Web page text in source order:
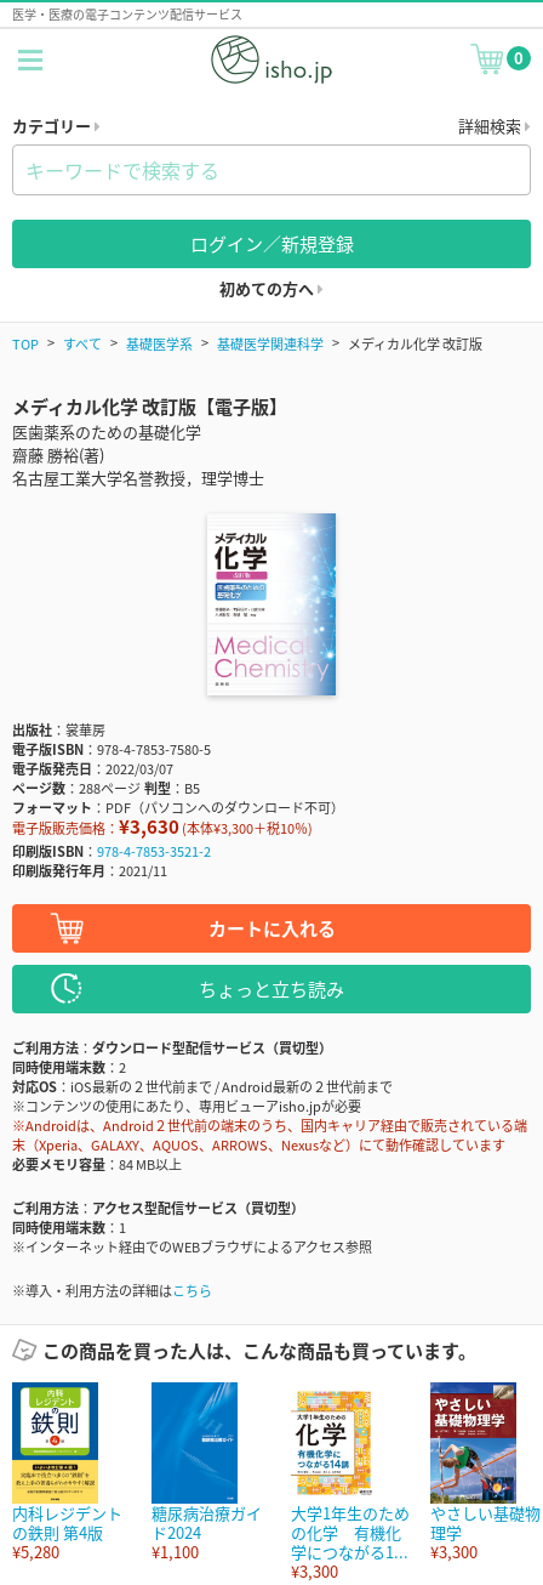
医学・医療の電子コンテンツ配信サービス
0
カテゴリー 詳細検索
ログイン／新規登録
初めての方へ
TOP すべて 基礎医学系 基礎医学関連科学 メディカル化学 改訂版
メディカル化学 改訂版【電子版】
医歯薬系のための基礎化学
齋藤 勝裕(著)
名古屋工業大学名誉教授，理学博士
出版社
裳華房
電子版ISBN
978-4-7853-7580-5
電子版発売日
2022/03/07
ページ数
288ページ判型
B5
フォーマット
PDF（パソコンへのダウンロード不可）
電子版販売価格： ¥3,630(本体¥3,300＋税10％)
印刷版ISBN
978-4-7853-3521-2
印刷版発行年月
2021/11
カートに入れる
ちょっと立ち読み
ご利用方法
ダウンロード型配信サービス（買切型）
同時使用端末数
2
対応OS
iOS最新の２世代前まで / Android最新の２世代前まで
※コンテンツの使用にあたり、専用ビューアisho.jpが必要
※Androidは、Android２世代前の端末のうち、国内キャリア経由で販売されている端
末（Xperia、GALAXY、AQUOS、ARROWS、Nexusなど）にて動作確認しています
必要メモリ容量
84 MB以上
ご利用方法
アクセス型配信サービス（買切型）
同時使用端末数
1
※インターネット経由でのWEBブラウザによるアクセス参照
※導入・利用方法の詳細はこちら
この商品を買った人は、こんな商品も買っています。
内科レジデント
の鉄則 第4版
¥5,280
糖尿病治療ガイ
ド2024
¥1,100
大学1年生のため
の化学 有機化
学につながる1...
¥3,300
やさしい基礎物
理学
¥3,300